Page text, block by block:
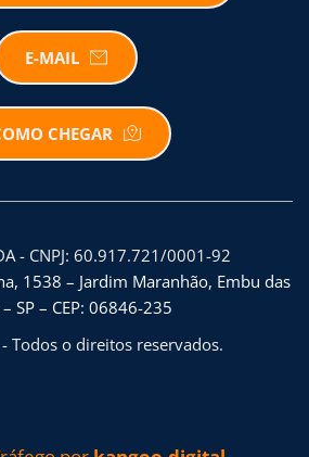
E-MAIL
CHEGAR
- CNPJ: 60.917.721/0001-92
1538 – Jardim Maranhão, Embu das
SP – CEP: 06846-235
Todos o direitos reservados.